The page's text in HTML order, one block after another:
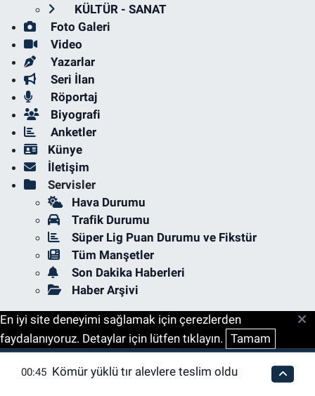
KÜLTÜR - SANAT
Foto Galeri
Video
Yazarlar
Seri İlan
Röportaj
Biyografi
Anketler
Künye
İletişim
Servisler
Hava Durumu
Trafik Durumu
Süper Lig Puan Durumu ve Fikstür
Tüm Manşetler
Son Dakika Haberleri
Haber Arşivi
En iyi site deneyimi sağlamak için çerezlerden
faydalanıyoruz. Detaylar için lütfen tıklayın. Tamam
00:45 Kömür yüklü tır alevlere teslim oldu